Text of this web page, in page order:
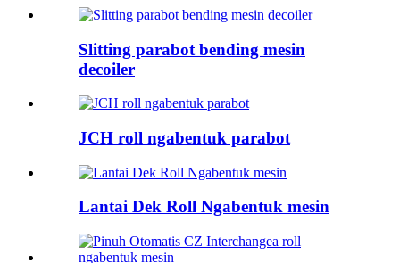
Slitting parabot bending mesin
decoiler
JCH roll ngabentuk parabot
Lantai Dek Roll Ngabentuk mesin